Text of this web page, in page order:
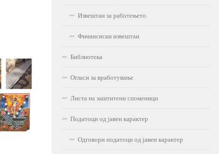
Извештаи за работењето
Финансиски извештаи
Библиотека
Огласи за вработување
Листа на заштитени споменици
Податоци од јавен карактер
Одговори податоци од јавен карактер